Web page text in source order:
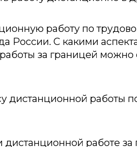
работу по
России. С какими
за границей
дистанционной работы
работе за